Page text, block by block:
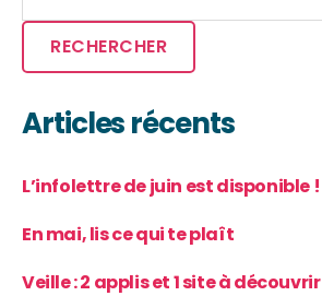
RECHERCHER
Articles récents
L’infolettre de juin est disponible !
En mai, lis ce qui te plaît
Veille : 2 applis et 1 site à découvrir